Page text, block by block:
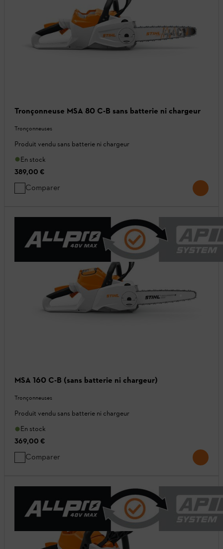
Tronçonneuse MSA 80 C-B sans batterie ni chargeur
Tronçonneuses
Produit vendu sans batterie ni chargeur
En stock
389,00 €
Comparer
MSA 160 C-B (sans batterie ni chargeur)
Tronçonneuses
Produit vendu sans batterie ni chargeur
En stock
369,00 €
Comparer